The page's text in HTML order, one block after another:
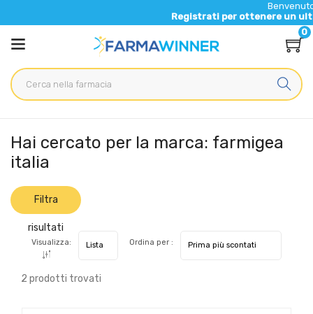
Benvenuto
Registrati per ottenere un
0
Home Marche parafarmaci farmigea italia
Hai cercato per la marca: farmigea
italia
Filtra
risultati
2 prodotti trovati
Visualizza: Ordina per :